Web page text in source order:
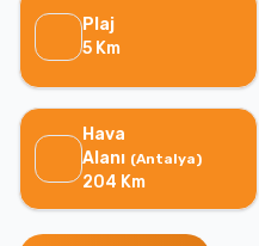
Plaj
5 Km
Hava
Alanı (Antalya)
204 Km